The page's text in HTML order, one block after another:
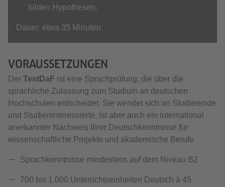
bilden Hypothesen.
Dauer: etwa 35 Minuten
VORAUSSETZUNGEN
Der TestDaF ist eine Sprachprüfung, die über die
sprachliche Zulassung zum Studium an deutschen
Hochschulen entscheidet. Sie wendet sich an Studierende
und Studieninteressierte, ist aber auch ein international
anerkannter Nachweis Ihrer Deutschkenntnisse für
wissenschaftliche Projekte und akademische Berufe.
Sprachkenntnisse mindestens auf dem Niveau B2
700 bis 1.000 Unterrichtseinheiten Deutsch à 45